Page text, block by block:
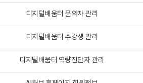
디지털배움터 문의자 관리
디지털배움터 수강생 관리
디지털배움터 역량진단자 관리